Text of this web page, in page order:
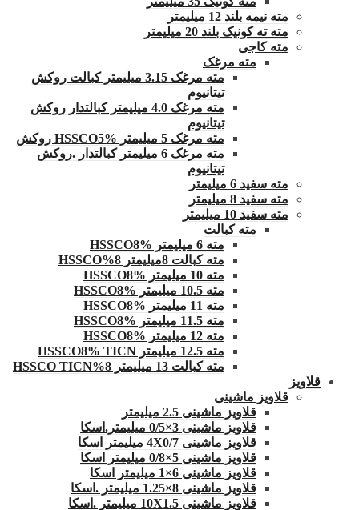
مته نیمه بلند 12 میلیمتر
مته ته کونیک بلند 20 میلیمتر
مته کاجی
مته مرغک
مته مرغک 3.15 میلیمتر کبالت روکش
تیتانیوم
مته مرغک 4.0 میلیمتر کبالتدار روکش
تیتانیوم
مته مرغک 5 میلیمتر HSSCO5% روکش
مته مرغک 6 میلیمتر کبالتدار .روکش
تیتانیوم
مته سفید 6 میلیمتر
مته سفید 8 میلیمتر
مته سفید 10 میلیمتر
مته کبالت
مته 6 میلیمتر HSSCO8%
مته کبالت 8میلیمتر 8%HSSCO
مته 10 میلیمتر HSSCO8%
مته 10.5 میلیمتر HSSCO8%
مته 11 میلیمتر HSSCO8%
مته 11.5 میلیمتر HSSCO8%
مته 12 میلیمتر HSSCO8%
مته 12.5 میلیمتر HSSCO8% TICN
مته کبالت 13 میلیمتر 8%HSSCO TICN
قلاویز
قلاویز ماشینی
قلاویز ماشینی 2.5 میلیمتر
قلاویز ماشینی 3×0/5 میلیمتر.اسکا
قلاویز ماشینی 4X0/7 میلیمتر اسکا
قلاویز ماشینی 5×0/8 میلیمتر اسکا
قلاویز ماشینی 6×1 میلیمتر اسکا
قلاویز ماشینی 8×1.25 میلیمتر .اسکا
قلاویز ماشینی 10X1.5 میلیمتر .اسکا